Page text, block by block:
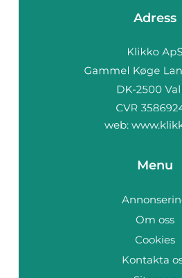
Adress
web:
Menu
Om oss
Cookies
Kontakta